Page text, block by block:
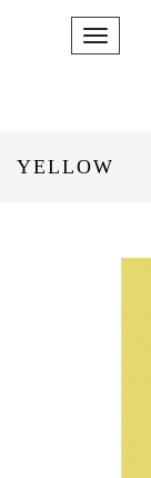
YELLOW